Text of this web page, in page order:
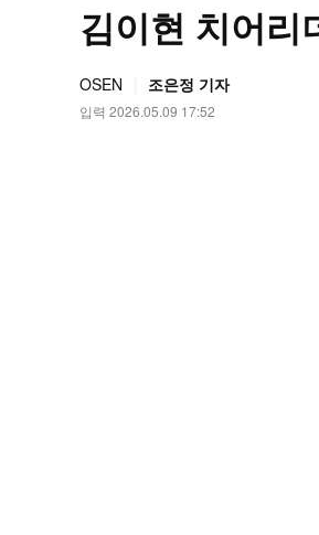
김이현 치어리
OSEN 조은정 기자
입력 2026.05.09 17:52